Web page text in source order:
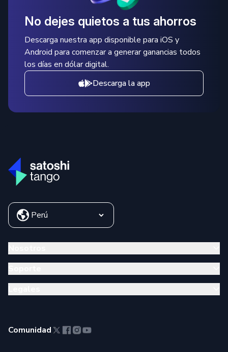
No dejes quietos a tus ahorros
Descarga nuestra app disponible para iOS y
Android para comenzar a generar ganancias todos
los días en dólar digital.
Descarga la app
Comunidad